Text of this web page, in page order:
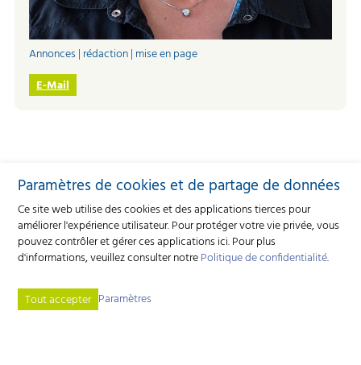
Annonces | rédaction | mise en page
E-Mail
Paramètres de cookies et de partage de données
Ce site web utilise des cookies et des applications tierces pour
améliorer l'expérience utilisateur. Pour protéger votre vie privée, vous
pouvez contrôler et gérer ces applications ici.Pour plus
d'informations, veuillez consulter notrePolitique de confidentialité.
Tout accepter Paramètres